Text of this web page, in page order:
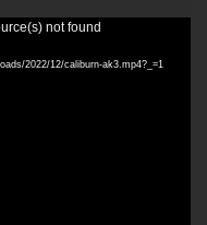
not found
2022/12/caliburn-ak3.mp4?_=1